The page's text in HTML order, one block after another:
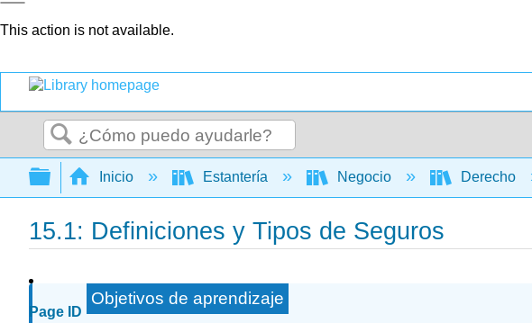
This action is not available.
Buscar
Expandir/contraer jerarquía global
Inicio Estantería Negocio Derecho
15.1: Definiciones y Tipos de Seguros
Page ID
Objetivos de aprendizaje